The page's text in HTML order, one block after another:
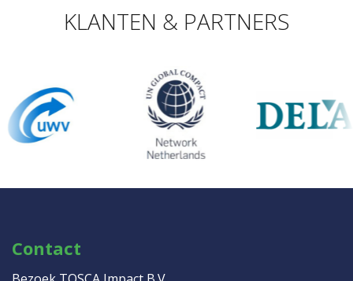
KLANTEN & PARTNERS
Contact